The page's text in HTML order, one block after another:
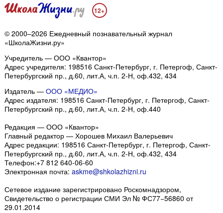
12+
© 2000–2026 Ежедневный познавательный журнал
«ШколаЖизни.ру»
Учредитель — ООО «Квантор»
Адрес учредителя: 198516 Санкт-Петербург, г. Петергоф, Санкт-
Петербургский пр., д.60, лит.А, ч.п. 2-Н, оф.432, 434
Издатель — ООО «МЕДИО»
Адрес издателя: 198516 Санкт-Петербург, г. Петергоф, Санкт-
Петербургский пр., д.60, лит.А, ч.п. 2-Н, оф.440
Редакция — ООО «Квантор»
Главный редактор — Хорошев Михаил Валерьевич
Адрес редакции: 198516 Санкт-Петербург, г. Петергоф, Санкт-
Петербургский пр., д.60, лит.А, ч.п. 2-Н, оф.432, 434
Телефон:+7 812 640-06-60
Электронная почта: askme@shkolazhizni.ru
Сетевое издание зарегистрировано Роскомнадзором,
Свидетельство о регистрации СМИ Эл № ФС77−56860 от
29.01.2014